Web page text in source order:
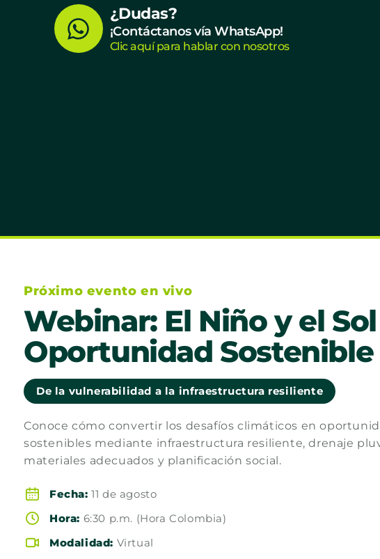
W
h
¿Dudas?
¡Contáctanos vía WhatsApp!
Clic aquí para hablar con nosotros
Próximo evento en vivo
Webinar: El Niño y el Sol
Oportunidad Sostenible
De la vulnerabilidad a la infraestructura resiliente
Conoce cómo convertir los desafíos climáticos en
sostenibles mediante infraestructura resiliente, drenaje
materiales adecuados y planificación social.
Fecha: 11 de agosto
Hora: 6:30 p.m. (Hora Colombia)
Modalidad: Virtual